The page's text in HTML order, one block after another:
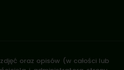
oraz opisów (w całości lub